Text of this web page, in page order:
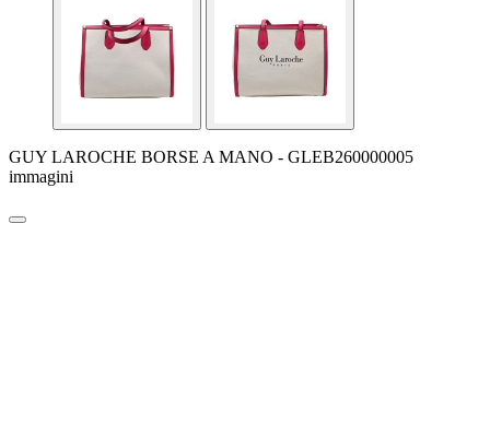
GUY LAROCHE BORSE A MANO - GLEB260000005
immagini